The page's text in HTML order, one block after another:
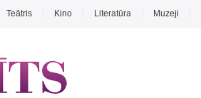
Teātris Kino Literatūra Muzeji